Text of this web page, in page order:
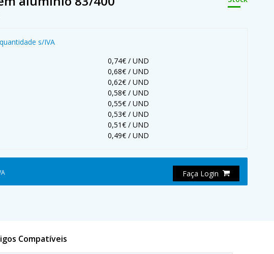
s/IVA
0,74€ / UND
0,68€ / UND
0,62€ / UND
0,58€ / UND
0,55€ / UND
0,53€ / UND
0,51€ / UND
0,49€ / UND
Faça Login
Compatíveis